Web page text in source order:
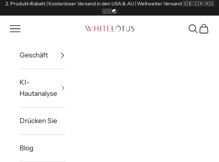
Zum Inhalt springen
2. Produkt-Rabatt | Kostenloser Versand in den USA & AU | Weltweiter Versand 🇬🇧 🇨🇦 🇦🇺
🇺🇸🌏
White Lotus
Navigationsmenü öffnen Suche
Geschäft
KI-
Hautanalyse
Drücken Sie
Blog